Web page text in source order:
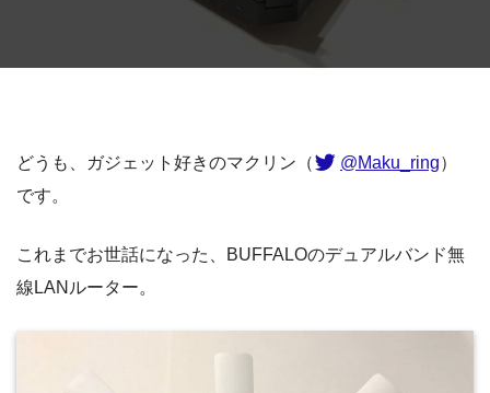
どうも、ガジェット好きのマクリン（ @Maku_ring）
です。
これまでお世話になった、BUFFALOのデュアルバンド無
線LANルーター。